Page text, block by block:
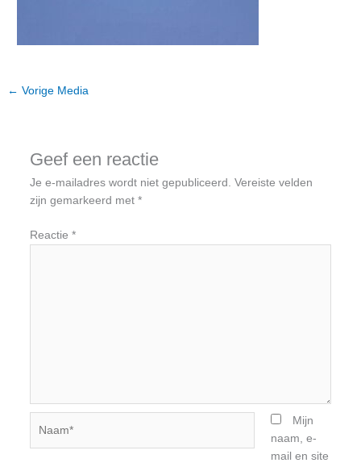
← Vorige Media
Geef een reactie
Je e-mailadres wordt niet gepubliceerd. Vereiste velden
zijn gemarkeerd met *
Reactie *
Mijn
naam, e-
mail en site